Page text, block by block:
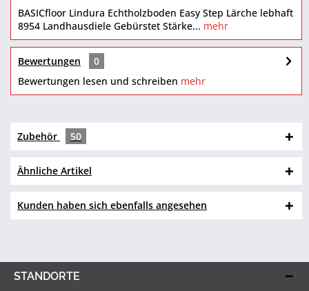
BASICfloor Lindura Echtholzboden Easy Step Lärche lebhaft
8954 Landhausdiele Gebürstet Stärke... mehr
Bewertungen
0
Bewertungen lesen und schreiben mehr
Zubehör 50
Ähnliche Artikel
Kunden haben sich ebenfalls angesehen
STANDORTE